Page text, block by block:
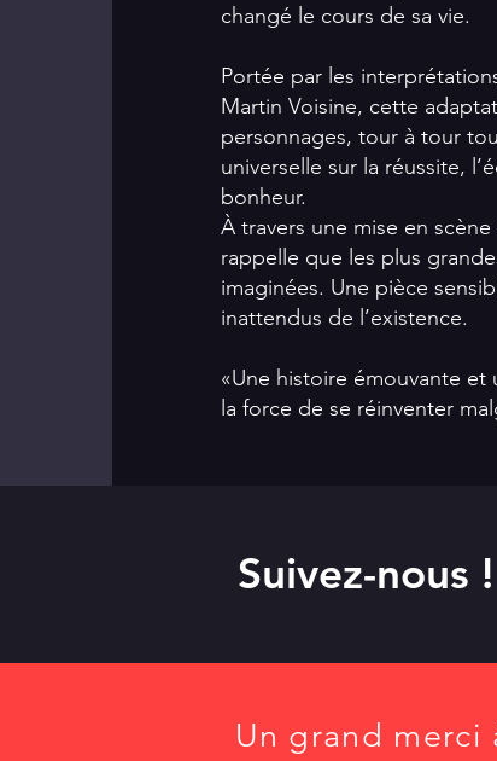
changé le cours de sa vie.
Portée par les
Martin Voisine, cette
personnages, tour à tour
universelle sur la réussite,
bonheur.
À travers une mise en
rappelle que les plus
imaginées. Une pièce
inattendus de l’existence.
«Une histoire émouvante et
la force de se réinventer
Suivez-nous !
Un grand merci